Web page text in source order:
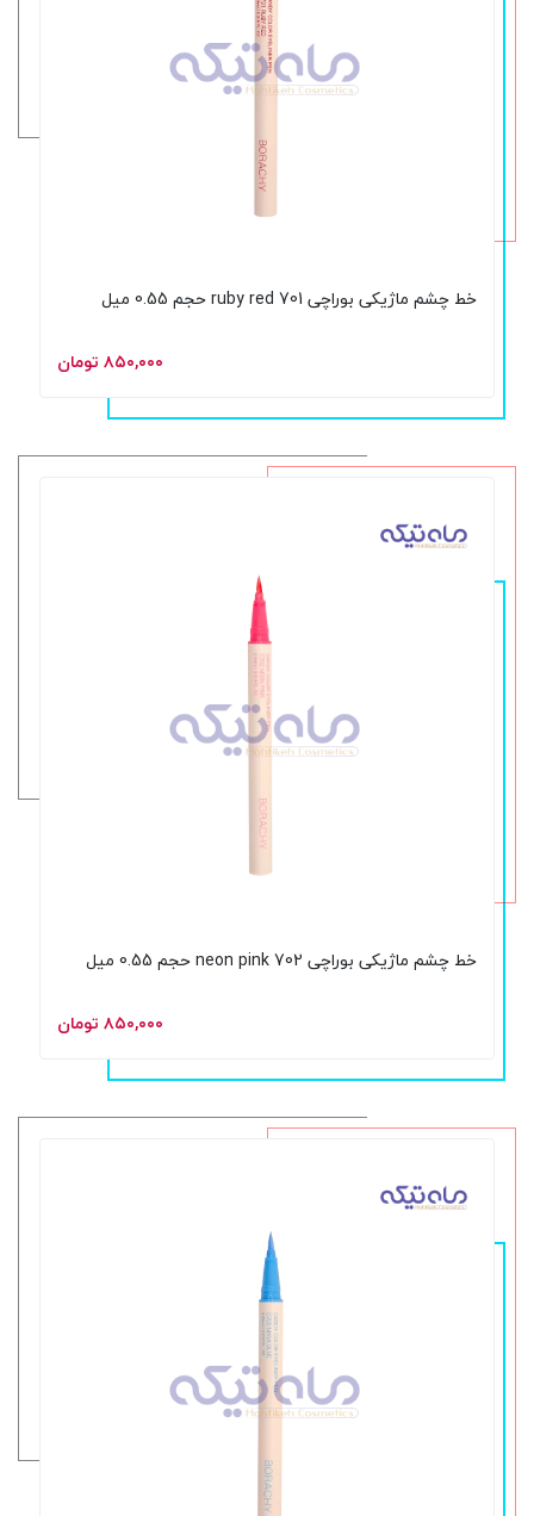
خط چشم ماژیکی بوراچی 701 ruby red حجم 0.55 میل
۸۵۰,۰۰۰ تومان
خط چشم ماژیکی بوراچی neon pink 702 حجم 0.55 میل
۸۵۰,۰۰۰ تومان